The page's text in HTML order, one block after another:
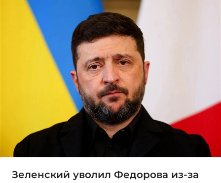
Зеленский уволил Федорова из-за